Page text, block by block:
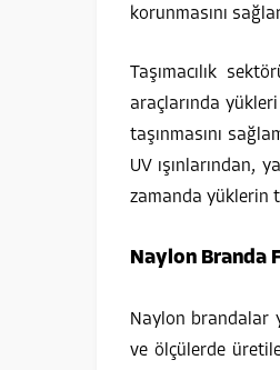
korunmasını
Taşımacılık
araçlarında
taşınmasını
UV ışınlarından,
zamanda yüklerin
Naylon Branda
Naylon brandalar
ve ölçülerde